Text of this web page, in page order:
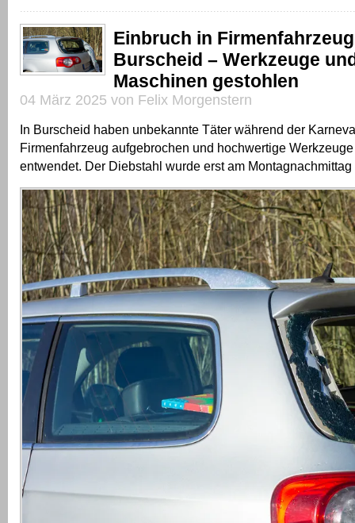
Einbruch in
Burscheid – Werkzeuge
Maschinen gestohlen
04 März 2025 von Felix Morgenstern
In Burscheid haben unbekannte Täter während der
Firmenfahrzeug aufgebrochen und hochwertige
entwendet. Der Diebstahl wurde erst am Montagnachmittag